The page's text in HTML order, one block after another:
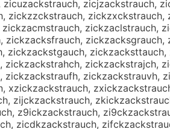
zicjzackstrauch,
zickzzckstrauch,
zickzackstgauch,
zickzackstrajch,
zickzackstraufh,
xzickzackstrauch,
zijckzackstrauch,
z9ickzackstrauch,
zicdkzackstrauch,